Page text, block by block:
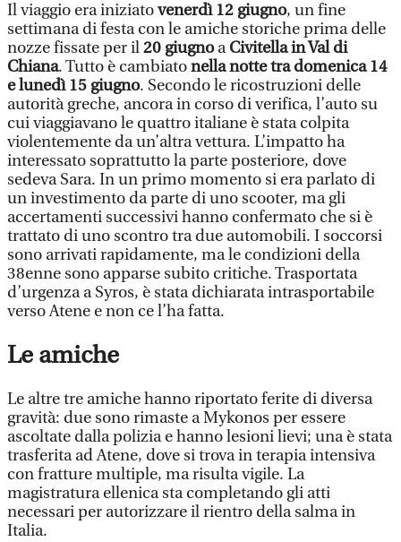
Il viaggio era iniziatovenerdì 12 giugno, un fine
settimana di festa con le amiche storiche prima delle
nozze fissate per il20 giugnoaCivitella in Val di
Chiana. Tutto è cambiatonella notte tra domenica 14
e lunedì 15 giugno. Secondo le ricostruzioni delle
autorità greche, ancora in corso di verifica, l’auto su
cui viaggiavano le quattro italiane è stata colpita
violentemente da un’altra vettura. L’impatto ha
interessato soprattutto la parte posteriore, dove
sedeva Sara. In un primo momento si era parlato di
un investimento da parte di uno scooter, ma gli
accertamenti successivi hanno confermato che si è
trattato di uno scontro tra due automobili. I soccorsi
sono arrivati rapidamente, ma le condizioni della
38enne sono apparse subito critiche. Trasportata
d’urgenza a Syros, è stata dichiarata intrasportabile
verso Atene e non ce l’ha fatta.
Le amiche
Le altre tre amiche hanno riportato ferite di diversa
gravità: due sono rimaste a Mykonos per essere
ascoltate dalla polizia e hanno lesioni lievi; una è stata
trasferita ad Atene, dove si trova in terapia intensiva
con fratture multiple, ma risulta vigile. La
magistratura ellenica sta completando gli atti
necessari per autorizzare il rientro della salma in
Italia.